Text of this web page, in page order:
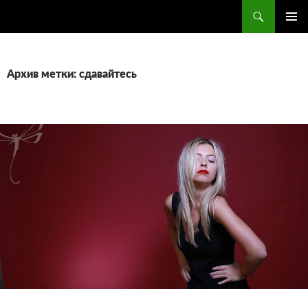
Архив метки: сдавайтесь